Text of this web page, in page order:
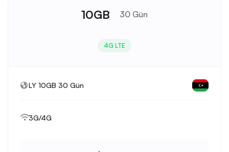
10GB 30 Gün
4G LTE
LY 10GB 30 Gün
3G/4G